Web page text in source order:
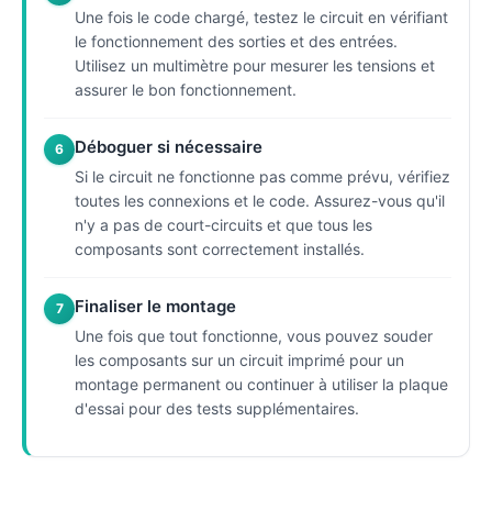
Une fois le code chargé, testez le circuit en vérifiant
le fonctionnement des sorties et des entrées.
Utilisez un multimètre pour mesurer les tensions et
assurer le bon fonctionnement.
6 Déboguer si nécessaire
Si le circuit ne fonctionne pas comme prévu, vérifiez
toutes les connexions et le code. Assurez-vous qu'il
n'y a pas de court-circuits et que tous les
composants sont correctement installés.
7 Finaliser le montage
Une fois que tout fonctionne, vous pouvez souder
les composants sur un circuit imprimé pour un
montage permanent ou continuer à utiliser la plaque
d'essai pour des tests supplémentaires.